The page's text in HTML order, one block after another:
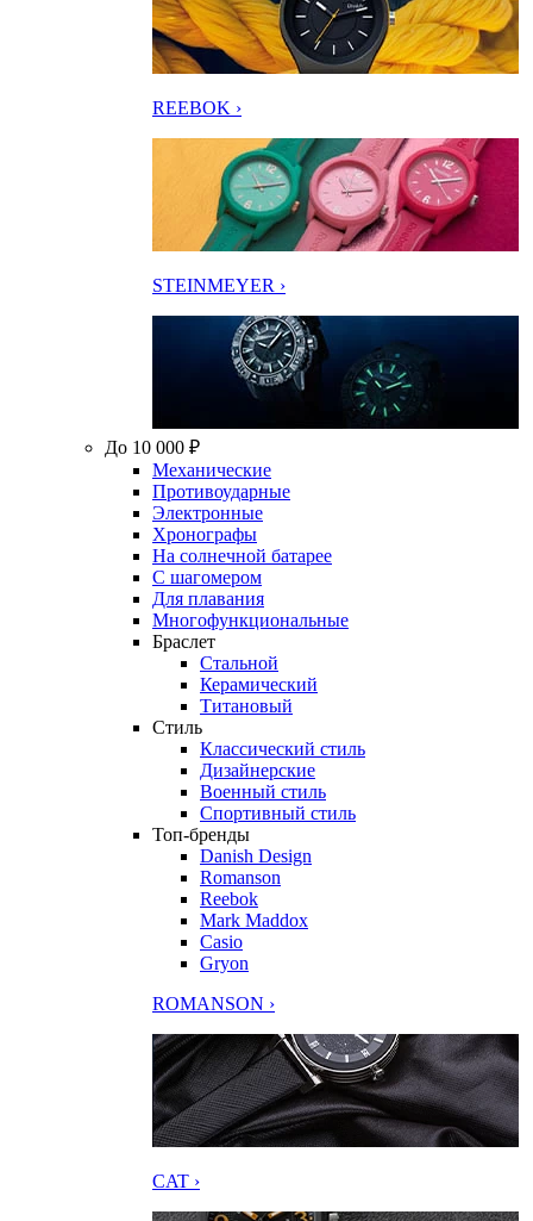
REEBOK ›
STEINMEYER ›
До 10 000 ₽
Механические
Противоударные
Электронные
Хронографы
На солнечной батарее
С шагомером
Для плавания
Многофункциональные
Браслет
Стальной
Керамический
Титановый
Стиль
Классический стиль
Дизайнерские
Военный стиль
Спортивный стиль
Топ-бренды
Danish Design
Romanson
Reebok
Mark Maddox
Casio
Gryon
ROMANSON ›
CAT ›